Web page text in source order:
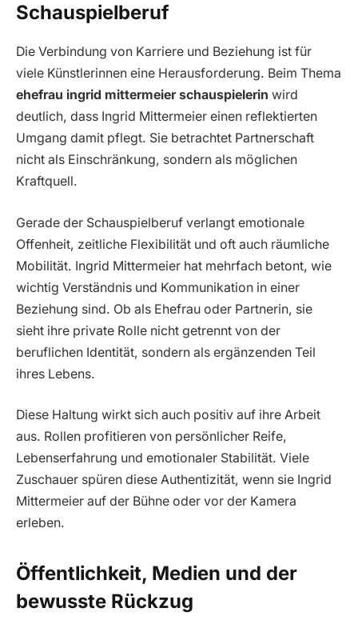
Schauspielberuf
Die Verbindung von Karriere und Beziehung ist für
viele Künstlerinnen eine Herausforderung. Beim Thema
ehefrau ingrid mittermeier schauspielerin wird
deutlich, dass Ingrid Mittermeier einen reflektierten
Umgang damit pflegt. Sie betrachtet Partnerschaft
nicht als Einschränkung, sondern als möglichen
Kraftquell.
Gerade der Schauspielberuf verlangt emotionale
Offenheit, zeitliche Flexibilität und oft auch räumliche
Mobilität. Ingrid Mittermeier hat mehrfach betont, wie
wichtig Verständnis und Kommunikation in einer
Beziehung sind. Ob als Ehefrau oder Partnerin, sie
sieht ihre private Rolle nicht getrennt von der
beruflichen Identität, sondern als ergänzenden Teil
ihres Lebens.
Diese Haltung wirkt sich auch positiv auf ihre Arbeit
aus. Rollen profitieren von persönlicher Reife,
Lebenserfahrung und emotionaler Stabilität. Viele
Zuschauer spüren diese Authentizität, wenn sie Ingrid
Mittermeier auf der Bühne oder vor der Kamera
erleben.
Öffentlichkeit, Medien und der
bewusste Rückzug